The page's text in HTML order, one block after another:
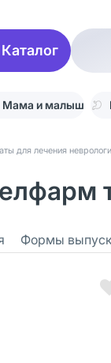
Каталог
Мама и малыш
для лечения
Формы